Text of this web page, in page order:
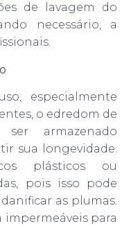
de lavagem do
necessário, a
especialmente
o edredom de
armazenado
sua longevidade.
plásticos ou
pois isso pode
as plumas.
impermeáveis para